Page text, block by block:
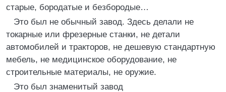
старые, бородатые и безбородые…
Это был не обычный завод. Здесь делали не
токарные или фрезерные станки, не детали
автомобилей и тракторов, не дешевую стандартную
мебель, не медицинское оборудование, не
строительные материалы, не оружие.
Это был знаменитый завод